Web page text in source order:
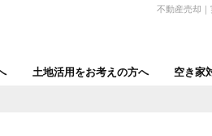
不動産売却
土地活用をお考えの方へ 空き家